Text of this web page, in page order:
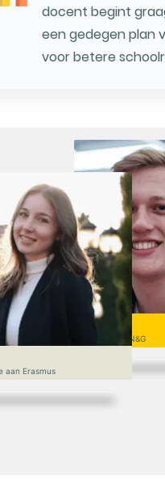
docent begint
een gedegen plan
voor betere
Niek
VWO 6, N&T/N&G
aan Erasmus